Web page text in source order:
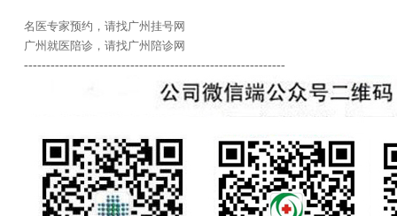
名医专家预约，请找广州挂号网
广州就医陪诊，请找广州陪诊网
-----------------------------------------------------------